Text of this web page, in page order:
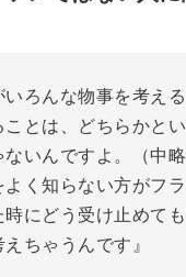
いろんな物事を考え
ことは、どちらかと
ないんですよ。（中
よく知らない方がフ
時にどう受け止めて
ちゃうんです』